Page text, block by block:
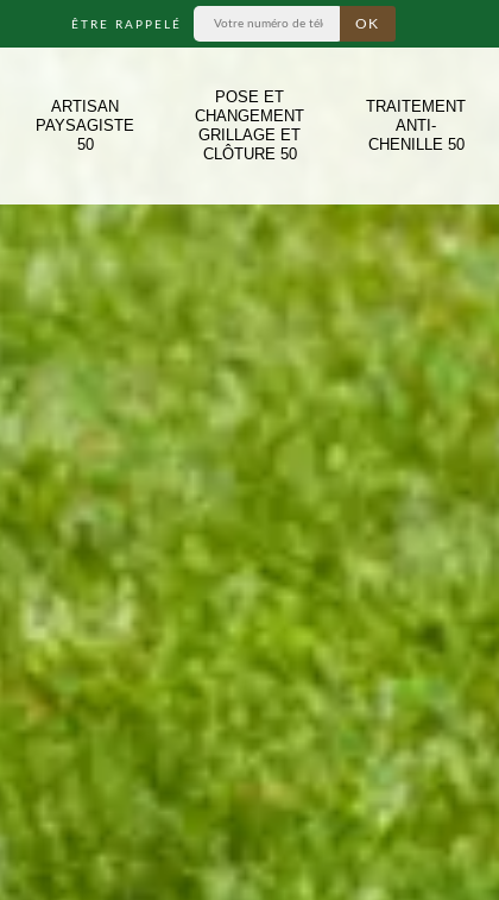
ÊTRE RAPPELÉ
ARTISAN
PAYSAGISTE
50
POSE ET
CHANGEMENT
GRILLAGE ET
CLÔTURE 50
TRAITEMENT
ANTI-
CHENILLE 50